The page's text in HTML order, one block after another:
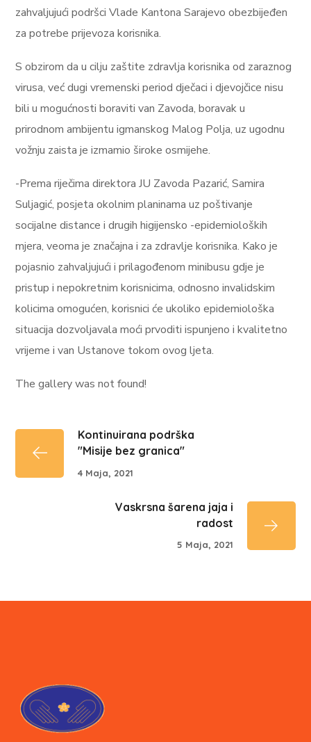
zahvaljujući podršci Vlade Kantona Sarajevo obezbijeđen
za potrebe prijevoza korisnika.
S obzirom da u cilju zaštite zdravlja korisnika od zaraznog
virusa, već dugi vremenski period dječaci i djevojčice nisu
bili u mogućnosti boraviti van Zavoda, boravak u
prirodnom ambijentu igmanskog Malog Polja, uz ugodnu
vožnju zaista je izmamio široke osmijehe.
-Prema riječima direktora JU Zavoda Pazarić, Samira
Suljagić, posjeta okolnim planinama uz poštivanje
socijalne distance i drugih higijensko -epidemioloških
mjera, veoma je značajna i za zdravlje korisnika. Kako je
pojasnio zahvaljujući i prilagođenom minibusu gdje je
pristup i nepokretnim korisnicima, odnosno invalidskim
kolicima omogućen, korisnici će ukoliko epidemiološka
situacija dozvoljavala moći prvoditi ispunjeno i kvalitetno
vrijeme i van Ustanove tokom ovog ljeta.
The gallery was not found!
Kontinuirana podrška
"Misije bez granica"
4 Maja, 2021
Vaskrsna šarena jaja i
radost
5 Maja, 2021